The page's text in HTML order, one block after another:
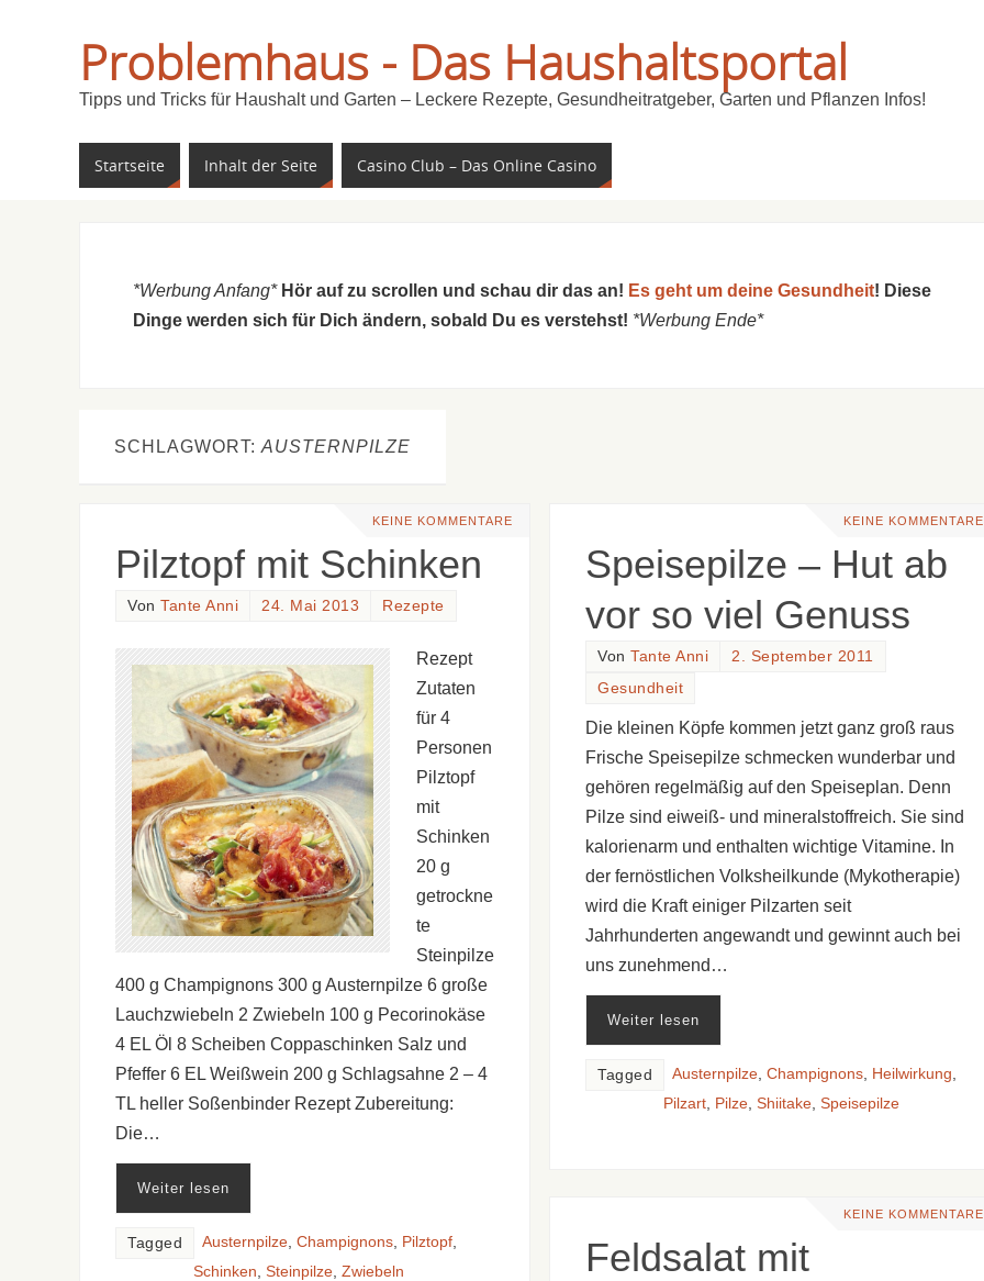
Problemhaus - Das Haushaltsportal
Tipps und Tricks für Haushalt und Garten – Leckere Rezepte, Gesundheitratgeber, Garten und Pflanzen Infos!
Startseite Inhalt der Seite Casino Club – Das Online Casino
*Werbung Anfang* Hör auf zu scrollen und schau dir das an! Es geht um deine Gesundheit! Diese
Dinge werden sich für Dich ändern, sobald Du es verstehst! *Werbung Ende*
SCHLAGWORT: AUSTERNPILZE
KEINE KOMMENTARE
Pilztopf mit Schinken
Von Tante Anni 24. Mai 2013 Rezepte
Rezept
Zutaten
für 4
Personen
Pilztopf
mit
Schinken
20 g
getrockne
te
Steinpilze
400 g Champignons 300 g Austernpilze 6 große
Lauchzwiebeln 2 Zwiebeln 100 g Pecorinokäse
4 EL Öl 8 Scheiben Coppaschinken Salz und
Pfeffer 6 EL Weißwein 200 g Schlagsahne 2 – 4
TL heller Soßenbinder Rezept Zubereitung:
Die…
Weiter lesen
Tagged Austernpilze Champignons Pilztopf
Schinken Steinpilze Zwiebeln
KEINE KOMMENTARE
Speisepilze – Hut ab
vor so viel Genuss
VonTante Anni
2. September 2011
Gesundheit
Die kleinen Köpfe kommen jetzt ganz groß raus
Frische Speisepilze schmecken wunderbar und
gehören regelmäßig auf den Speiseplan. Denn
Pilze sind eiweiß- und mineralstoffreich. Sie sind
kalorienarm und enthalten wichtige Vitamine. In
der fernöstlichen Volksheilkunde (Mykotherapie)
wird die Kraft einiger Pilzarten seit
Jahrhunderten angewandt und gewinnt auch bei
uns zunehmend…
Weiter lesen
Tagged Austernpilze ,Champignons Heilwirkung
Pilzart
Pilze ,Shiitake ,Speisepilze
KEINE KOMMENTARE
Feldsalat mit